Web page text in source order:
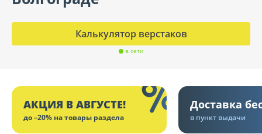
Калькулятор верстаков
в сети
АКЦИЯ В АВГУСТЕ!
до –20% на товары раздела
Доставка
в пункт выдачи